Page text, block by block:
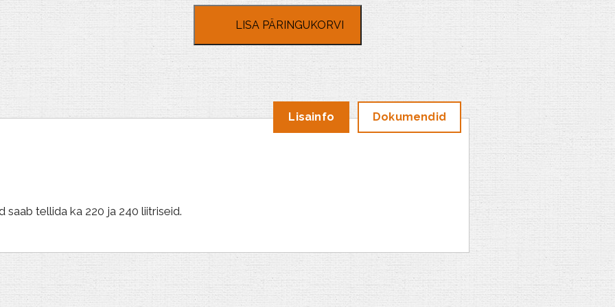
LISA PÄRINGUKORVI
Lisainfo Dokumendid
saab tellida ka 220 ja 240 liitriseid.